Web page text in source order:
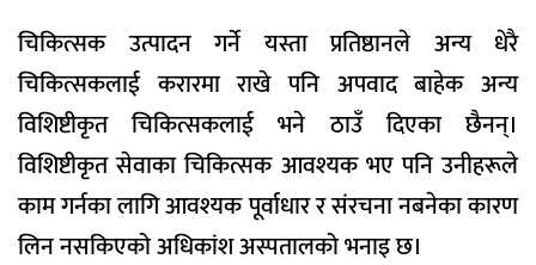
चिकित्सक उत्पादन गर्ने यस्ता प्रतिष्ठानले अन्य धेरै
चिकित्सकलाई करारमा राखे पनि अपवाद बाहेक अन्य
विशिष्टीकृत चिकित्सकलाई भने ठाउँ दिएका छैनन्।
विशिष्टीकृत सेवाका चिकित्सक आवश्यक भए पनि उनीहरूले
काम गर्नका लागि आवश्यक पूर्वाधार र संरचना नबनेका कारण
लिन नसकिएको अधिकांश अस्पतालको भनाइ छ।